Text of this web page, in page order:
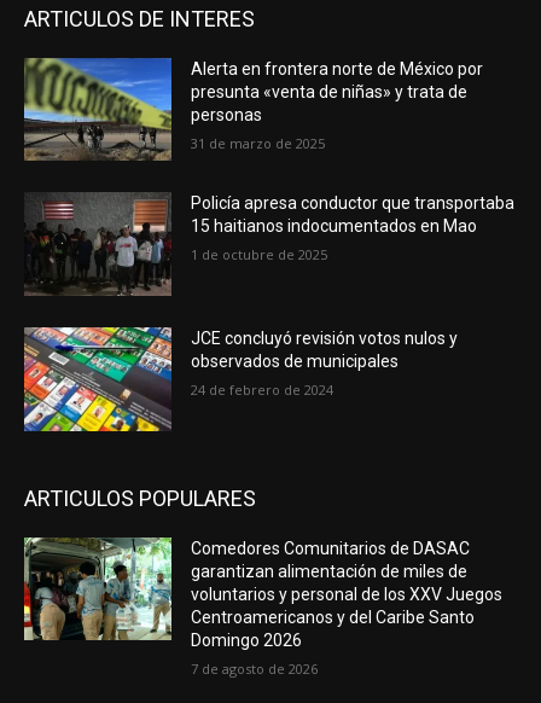
ARTICULOS DE INTERES
Alerta en frontera norte de México por
presunta «venta de niñas» y trata de
personas
31 de marzo de 2025
Policía apresa conductor que transportaba
15 haitianos indocumentados en Mao
1 de octubre de 2025
JCE concluyó revisión votos nulos y
observados de municipales
24 de febrero de 2024
ARTICULOS POPULARES
Comedores Comunitarios de DASAC
garantizan alimentación de miles de
voluntarios y personal de los XXV Juegos
Centroamericanos y del Caribe Santo
Domingo 2026
7 de agosto de 2026